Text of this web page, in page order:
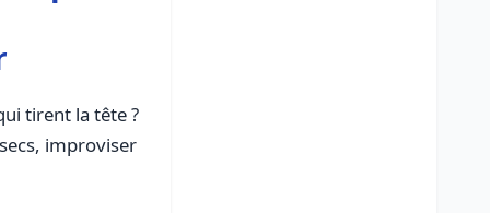
tirent la tête ?
improviser